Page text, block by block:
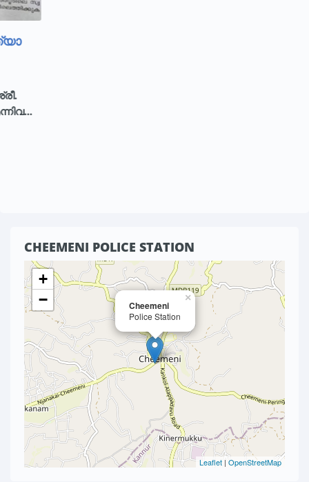
CHEEMENI POLICE STATION
Cheemeni
Police Station
×
+
−
Leaflet | OpenStreetMap